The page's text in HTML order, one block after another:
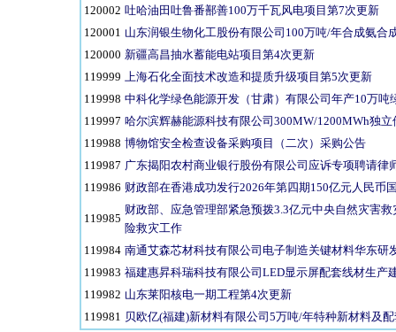
120002 吐哈油田吐鲁番鄯善100万千瓦风电项目第7次更新
120001 山东润银生物化工股份有限公司100万吨/年合成氨合
120000 新疆高昌抽水蓄能电站项目第4次更新
119999 上海石化全面技术改造和提质升级项目第5次更新
119998 中科化学绿色能源开发（甘肃）有限公司年产10万吨
119997 哈尔滨辉赫能源科技有限公司300MW/1200MWh独立
119988 博物馆安全检查设备采购项目（二次）采购公告
119987 广东揭阳农村商业银行股份有限公司应诉专项聘请
119986 财政部在香港成功发行2026年第四期150亿元人民币
119985
财政部、应急管理部紧急预拨3.3亿元中央自然灾害
险救灾工作
119984 南通艾森芯材科技有限公司电子制造关键材料华东研
119983 福建惠昇科瑞科技有限公司LED显示屏配套线材生产
119982 山东莱阳核电一期工程第4次更新
119981 贝欧亿(福建)新材料有限公司5万吨/年特种新材料及